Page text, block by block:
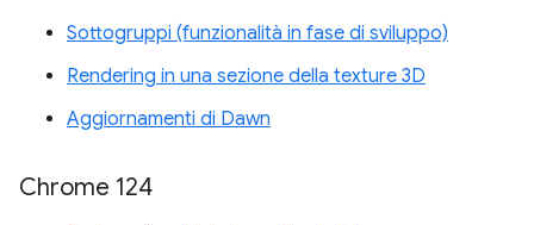
Sottogruppi (funzionalità in fase di sviluppo)
Rendering in una sezione della texture 3D
Aggiornamenti di Dawn
Chrome 124